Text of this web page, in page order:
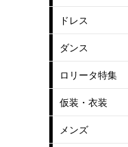
ドレス
ダンス
ロリータ特集
仮装・衣装
メンズ